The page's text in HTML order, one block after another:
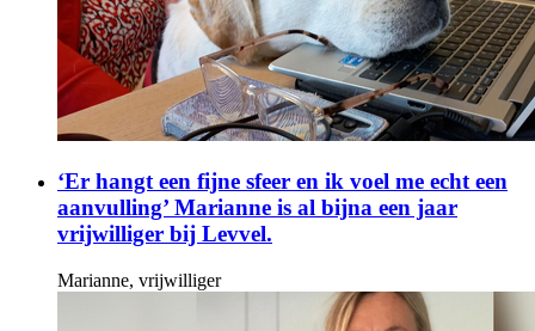
‘Er hangt een fijne sfeer en ik voel me echt een
aanvulling’ Marianne is al bijna een jaar
vrijwilliger bij Levvel.
Marianne, vrijwilliger